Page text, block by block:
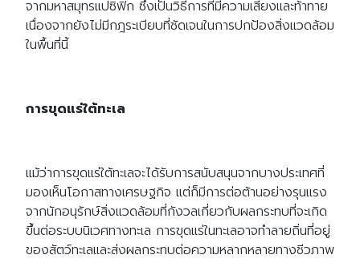
จากมหาสมุทรแปซิฟิก ซึ่งเป็นวิธีการที่มีความเสี่ยงและท้าทาย
เนื่องจากยังไม่มีกฎระเบียบที่ชัดเจนในการปกป้องสิ่งแวดล้อม
ในพื้นที่นี้
การขุดแร่ใต้ทะเล
แม้ว่าการขุดแร่ใต้ทะเลจะได้รับการสนับสนุนจากบางประเทศที่
มองเห็นโอกาสทางเศรษฐกิจ แต่ก็มีการต่อต้านอย่างรุนแรง
จากนักอนุรักษ์สิ่งแวดล้อมที่กังวลเกี่ยวกับผลกระทบที่จะเกิด
ขึ้นต่อระบบนิเวศทางทะเล การขุดแร่ในทะเลอาจทำลายถิ่นที่อยู่
ของสัตว์ทะเลและส่งผลกระทบต่อความหลากหลายทางชีวภาพ